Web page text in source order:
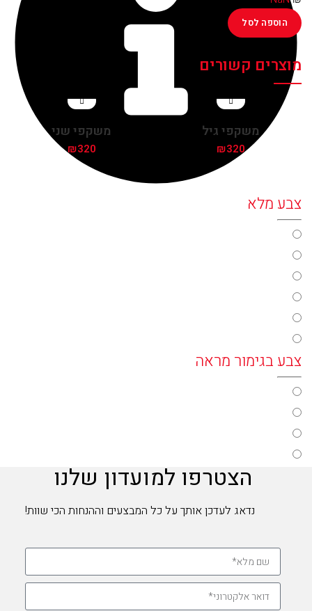
צבע מלא
color17
color31
color33
color37
color29
color35
צבע בגימור מראה
color19
color39
color47
צבע מדורג
color51
color53
הוספה לסל
מוצרים קשורים
משקפי גיל
₪320
משקפי שני
₪320
הצטרפו למועדון שלנו
נדאג לעדכן אותך על כל המבצעים וההנחות הכי שוות!